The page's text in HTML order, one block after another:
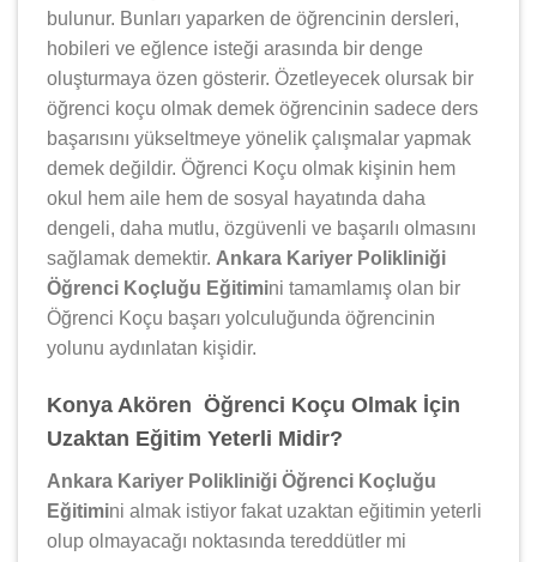
bulunur. Bunları yaparken de öğrencinin dersleri,
hobileri ve eğlence isteği arasında bir denge
oluşturmaya özen gösterir. Özetleyecek olursak bir
öğrenci koçu olmak demek öğrencinin sadece ders
başarısını yükseltmeye yönelik çalışmalar yapmak
demek değildir. Öğrenci Koçu olmak kişinin hem
okul hem aile hem de sosyal hayatında daha
dengeli, daha mutlu, özgüvenli ve başarılı olmasını
sağlamak demektir. Ankara Kariyer Polikliniği
Öğrenci Koçluğu Eğitimini tamamlamış olan bir
Öğrenci Koçu başarı yolculuğunda öğrencinin
yolunu aydınlatan kişidir.
Konya Akören Öğrenci Koçu Olmak İçin
Uzaktan Eğitim Yeterli Midir?
Ankara Kariyer Polikliniği Öğrenci Koçluğu
Eğitimini almak istiyor fakat uzaktan eğitimin yeterli
olup olmayacağı noktasında tereddütler mi